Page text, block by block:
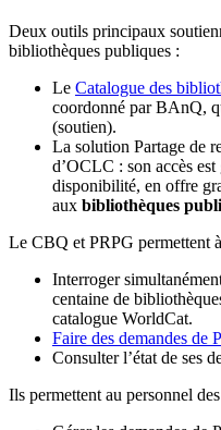
Deux outils principaux
bibliothèques publiques :
Le Catalogue des
coordonné par BAnQ,
(soutien).
La solution Partage de
d’OCLC : son accès
disponibilité, en offre
aux bibliothèques
Le CBQ et PRPG permettent
Interroger
centaine de
catalogue WorldCat.
Faire des demandes de
Consulter l’état de ses
Ils permettent au personnel